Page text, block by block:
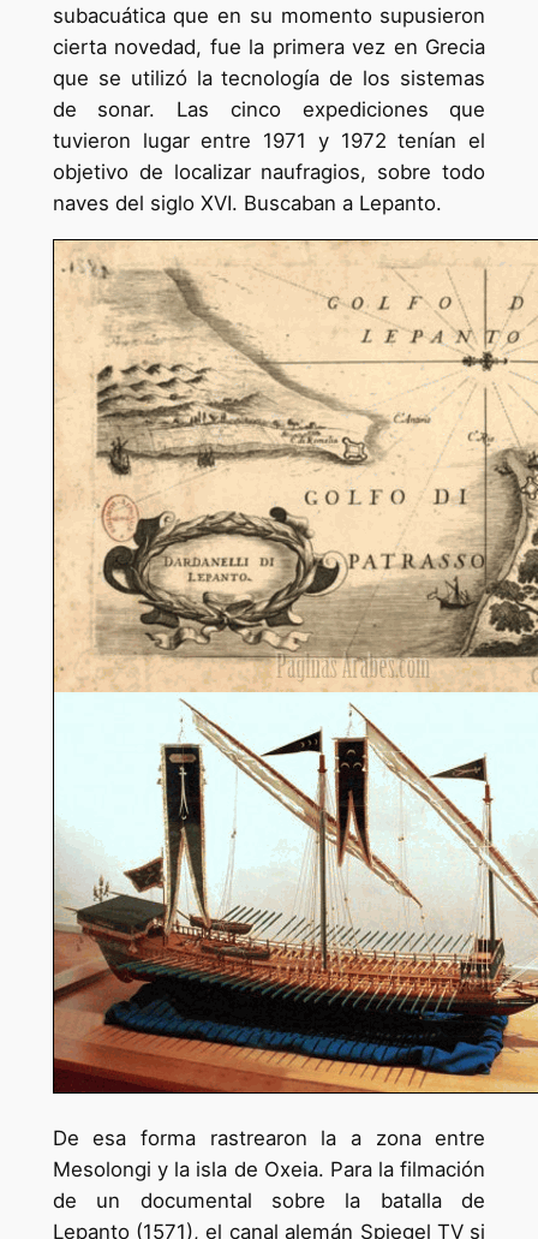
subacuática que en su momento supusieron
cierta novedad, fue la primera vez en Grecia
que se utilizó la tecnología de los sistemas
de sonar. Las cinco expediciones que
tuvieron lugar entre 1971 y 1972 tenían el
objetivo de localizar naufragios, sobre todo
naves del siglo XVI. Buscaban a Lepanto.
De esa forma rastrearon la a zona entre
Mesolongi y la isla de Oxeia. Para la filmación
de un documental sobre la batalla de
Lepanto (1571), el canal alemán Spiegel TV si